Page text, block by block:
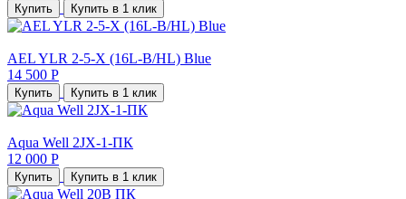
Купить Купить в 1 клик
AEL YLR 2-5-X (16L-B/HL) Blue
14 500 Р
Купить Купить в 1 клик
Aqua Well 2JX-1-ПК
12 000 Р
Купить Купить в 1 клик